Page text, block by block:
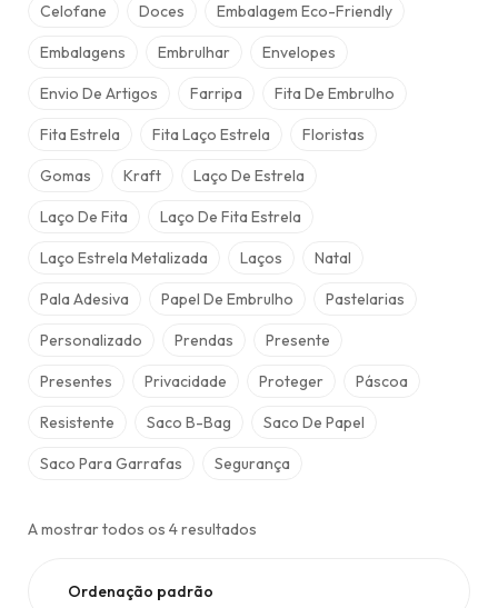
Celofane Doces Embalagem Eco-Friendly
Embalagens Embrulhar Envelopes
Envio De Artigos Farripa Fita De Embrulho
Fita Estrela Fita Laço Estrela Floristas
Gomas Kraft Laço De Estrela
Laço De Fita Laço De Fita Estrela
Laço Estrela Metalizada Laços Natal
Pala Adesiva Papel De Embrulho Pastelarias
Personalizado Prendas Presente
Presentes Privacidade Proteger Páscoa
Resistente Saco B-Bag Saco De Papel
Saco Para Garrafas Segurança
A mostrar todos os 4 resultados